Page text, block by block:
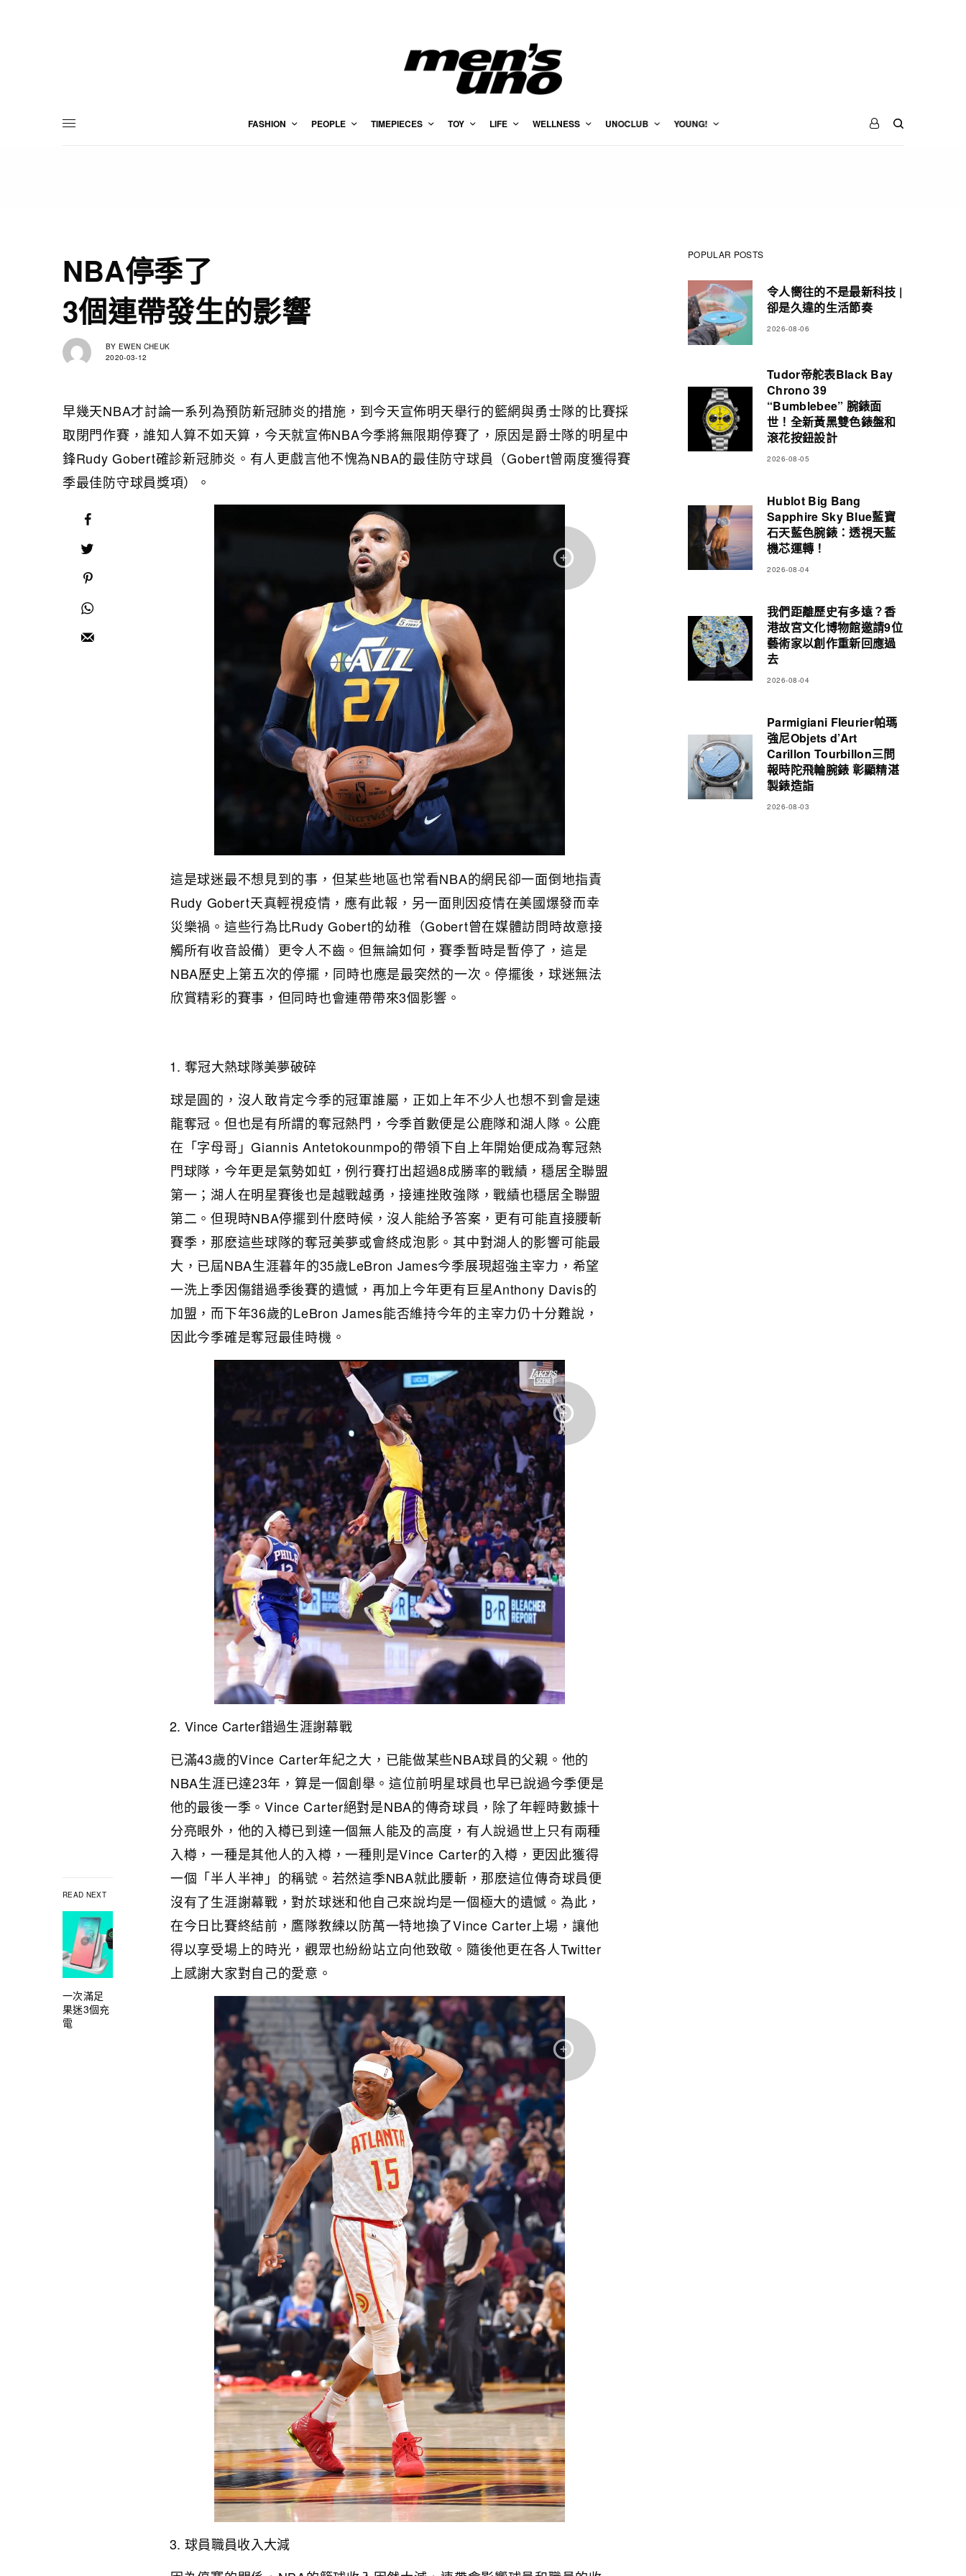
FASHION PEOPLE TIMEPIECES TOY LIFE WELLNESS UNOCLUB YOUNG!
NBA停季了
3個連帶發生的影響
BY EWEN CHEUK
2020-03-12
早幾天NBA才討論一系列為預防新冠肺炎的措施，到今天宣佈明天舉行的籃網與勇士隊的比賽採
取閉門作賽，誰知人算不如天算，今天就宣佈NBA今季將無限期停賽了，原因是爵士隊的明星中
鋒Rudy Gobert確診新冠肺炎。有人更戲言他不愧為NBA的最佳防守球員（Gobert曾兩度獲得賽
季最佳防守球員獎項）。
READ NEXT
一次滿足
果迷3個充
電
這是球迷最不想見到的事，但某些地區也常看NBA的網民卻一面倒地指責
Rudy Gobert天真輕視疫情，應有此報，另一面則因疫情在美國爆發而幸
災樂禍。這些行為比Rudy Gobert的幼稚（Gobert曾在媒體訪問時故意接
觸所有收音設備）更令人不齒。但無論如何，賽季暫時是暫停了，這是
NBA歷史上第五次的停擺，同時也應是最突然的一次。停擺後，球迷無法
欣賞精彩的賽事，但同時也會連帶帶來3個影響。
奪冠大熱球隊美夢破碎
球是圓的，沒人敢肯定今季的冠軍誰屬，正如上年不少人也想不到會是速
龍奪冠。但也是有所謂的奪冠熱門，今季首數便是公鹿隊和湖人隊。公鹿
在「字母哥」Giannis Antetokounmpo的帶領下自上年開始便成為奪冠熱
門球隊，今年更是氣勢如虹，例行賽打出超過8成勝率的戰績，穩居全聯盟
第一；湖人在明星賽後也是越戰越勇，接連挫敗強隊，戰績也穩居全聯盟
第二。但現時NBA停擺到什麽時候，沒人能給予答案，更有可能直接腰斬
賽季，那麽這些球隊的奪冠美夢或會終成泡影。其中對湖人的影響可能最
大，已屆NBA生涯暮年的35歲LeBron James今季展現超強主宰力，希望
一洗上季因傷錯過季後賽的遺憾，再加上今年更有巨星Anthony Davis的
加盟，而下年36歲的LeBron James能否維持今年的主宰力仍十分難說，
因此今季確是奪冠最佳時機。
Vince Carter錯過生涯謝幕戰
已滿43歲的Vince Carter年紀之大，已能做某些NBA球員的父親。他的
NBA生涯已達23年，算是一個創舉。這位前明星球員也早已說過今季便是
他的最後一季。Vince Carter絕對是NBA的傳奇球員，除了年輕時數據十
分亮眼外，他的入樽已到達一個無人能及的高度，有人說過世上只有兩種
入樽，一種是其他人的入樽，一種則是Vince Carter的入樽，更因此獲得
一個「半人半神」的稱號。若然這季NBA就此腰斬，那麽這位傳奇球員便
沒有了生涯謝幕戰，對於球迷和他自己來說均是一個極大的遺憾。為此，
在今日比賽終結前，鷹隊教練以防萬一特地換了Vince Carter上場，讓他
得以享受場上的時光，觀眾也紛紛站立向他致敬。隨後他更在各人Twitter
上感謝大家對自己的愛意。
球員職員收入大減
POPULAR POSTS
令人嚮往的不是最新科技 |
卻是久違的生活節奏
2026-08-06
Tudor帝舵表Black Bay
Chrono 39
“Bumblebee” 腕錶面
世！全新黃黑雙色錶盤和
滾花按鈕設計
2026-08-05
Hublot Big Bang
Sapphire Sky Blue藍寶
石天藍色腕錶：透視天藍
機芯運轉！
2026-08-04
我們距離歷史有多遠？香
港故宮文化博物館邀請9位
藝術家以創作重新回應過
去
2026-08-04
Parmigiani Fleurier帕瑪
強尼Objets d’Art
Carillon Tourbillon三問
報時陀飛輪腕錶 彰顯精湛
製錶造詣
2026-08-03